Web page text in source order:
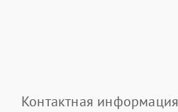
Контактная информация